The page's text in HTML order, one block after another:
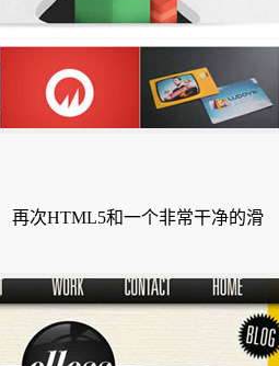
再次HTML5和一个非常干净的滑